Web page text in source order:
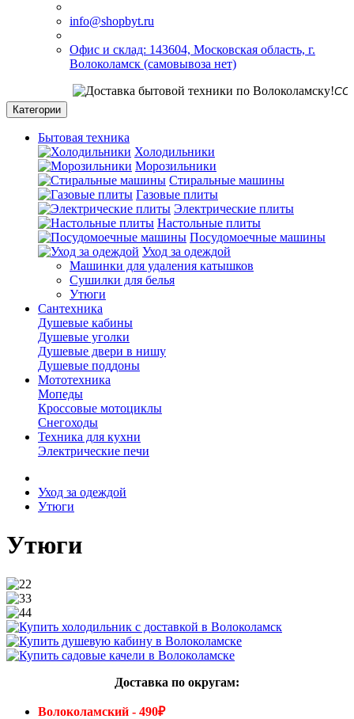
info@shopbyt.ru
Офис и склад: 143604, Московская область, г.
Волоколамск (самовывоза нет)
СО
Категории
Бытовая техника
Холодильники
Морозильники
Стиральные машины
Газовые плиты
Электрические плиты
Настольные плиты
Посудомоечные машины
Уход за одеждой
Машинки для удаления катышков
Сушилки для белья
Утюги
Сантехника
Душевые кабины
Душевые уголки
Душевые двери в нишу
Душевые поддоны
Мототехника
Мопеды
Кроссовые мотоциклы
Снегоходы
Техника для кухни
Электрические печи
Уход за одеждой
Утюги
Утюги
Доставка по округам:
Волоколамский - 490₽